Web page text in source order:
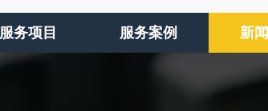
服务项目 服务案例 新